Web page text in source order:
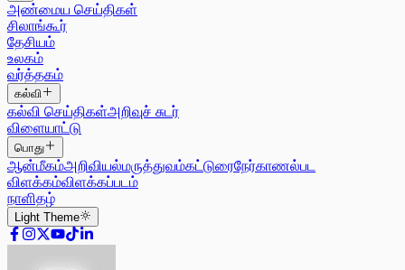
அண்மைய செய்திகள்
சிலாங்கூர்
தேசியம்
உலகம்
வர்த்தகம்
கல்வி
கல்வி செய்திகள்அறிவுச் சுடர்
விளையாட்டு
பொது
ஆன்மீகம்அறிவியல்மருத்துவம்கட்டுரைநேர்காணல்பட
விளக்கம்விளக்கப்படம்
நாளிதழ்
Light Theme